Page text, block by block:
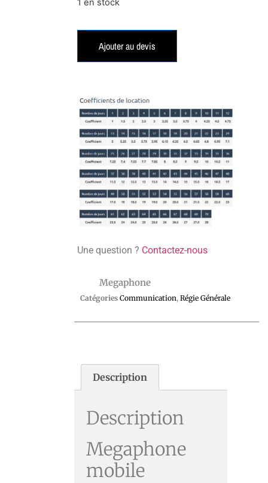
1 en stock
Ajouter au devis
Une question ? Contactez-nous
Megaphone
Catégories Communication, Régie Générale
Description
Description
Megaphone
mobile